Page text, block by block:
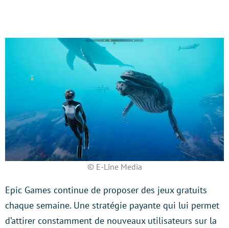
© E-Line Media
Epic Games continue de proposer des jeux gratuits
chaque semaine. Une stratégie payante qui lui permet
d’attirer constamment de nouveaux utilisateurs sur la